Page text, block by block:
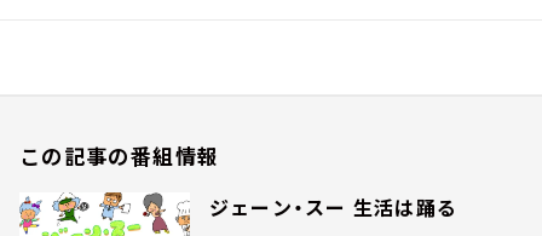
この記事の番組情報
ジェーン・スー 生活は踊る